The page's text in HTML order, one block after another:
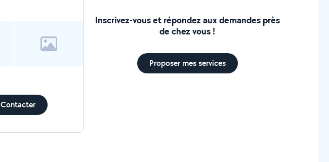
Contacter
Inscrivez-vous et répondez aux demandes près
de chez vous !
Proposer mes services